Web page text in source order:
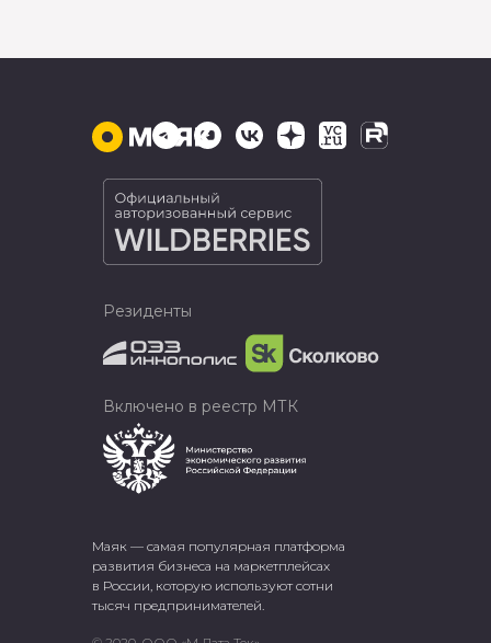
Маяк — самая популярная платформа
развития бизнеса на маркетплейсах
в России, которую используют сотни
тысяч предпринимателей.
Резиденты
Включено в реестр МТК